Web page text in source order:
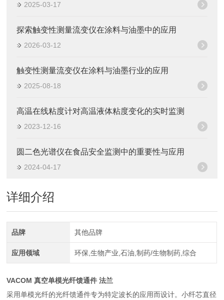
2025-03-17
探索触变性测量流变仪在涂料与油墨中的应用
2026-03-12
触变性测量流变仪在涂料与油墨行业的应用
2025-08-18
高温在线粘度计对高温液体粘度变化的实时监测
2023-12-16
圆二色光谱仪在食品安全监测中的重要性与应用
2024-04-17
详细介绍
品牌 其他品牌
应用领域 环保,生物产业,石油,制药/生物制药,综合
VACOM 真空单模光纤馈通件 法兰
采用单模光纤的光纤馈通件专为特定波长的应用而设计。小纤芯直径